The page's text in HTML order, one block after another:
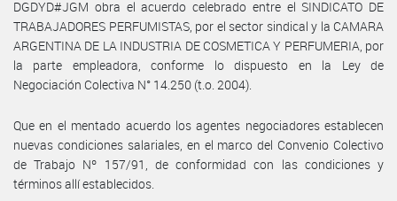
DGDYD#JGM obra el acuerdo celebrado entre el SINDICATO DE
TRABAJADORES PERFUMISTAS, por el sector sindical y la CAMARA
ARGENTINA DE LA INDUSTRIA DE COSMETICA Y PERFUMERIA, por
la parte empleadora, conforme lo dispuesto en la Ley de
Negociación Colectiva N° 14.250 (t.o. 2004).
Que en el mentado acuerdo los agentes negociadores establecen
nuevas condiciones salariales, en el marco del Convenio Colectivo
de Trabajo Nº 157/91, de conformidad con las condiciones y
términos allí establecidos.